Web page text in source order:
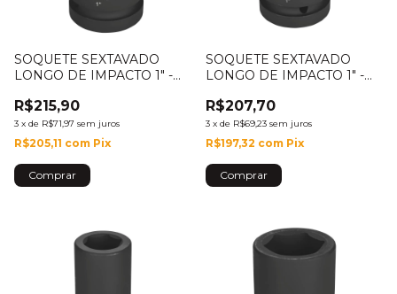
SOQUETE SEXTAVADO
LONGO DE IMPACTO 1" -
R$215,90
3 x de R$71,97 sem juros
R$205,11 com Pix
SOQUETE SEXTAVADO
LONGO DE IMPACTO 1" -
R$207,70
3 x de R$69,23 sem juros
R$197,32 com Pix